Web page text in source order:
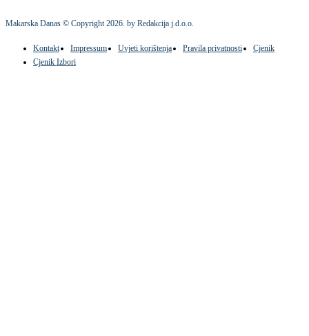
Makarska Danas © Copyright2026. by Redakcija j.d.o.o.
Kontakt Impressum Uvjeti korištenja Pravila privatnosti
Cjenik
Cjenik Izbori